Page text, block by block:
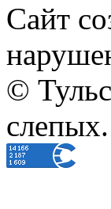
Сайт
©